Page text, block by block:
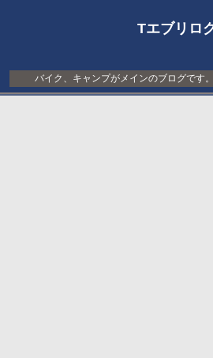
Tエブリロ
バイク、キャンプがメインのブログです